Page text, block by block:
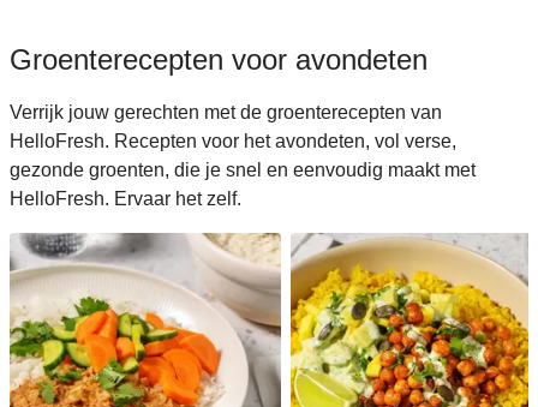
Groenterecepten voor avondeten
Verrijk jouw gerechten met de groenterecepten van
HelloFresh. Recepten voor het avondeten, vol verse,
gezonde groenten, die je snel en eenvoudig maakt met
HelloFresh. Ervaar het zelf.